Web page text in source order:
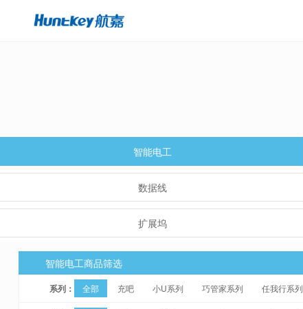
智能电工
数据线
扩展坞
智能电工商品筛选
系列： 全部 充吧 小U系列 巧管家系列 任我行系列